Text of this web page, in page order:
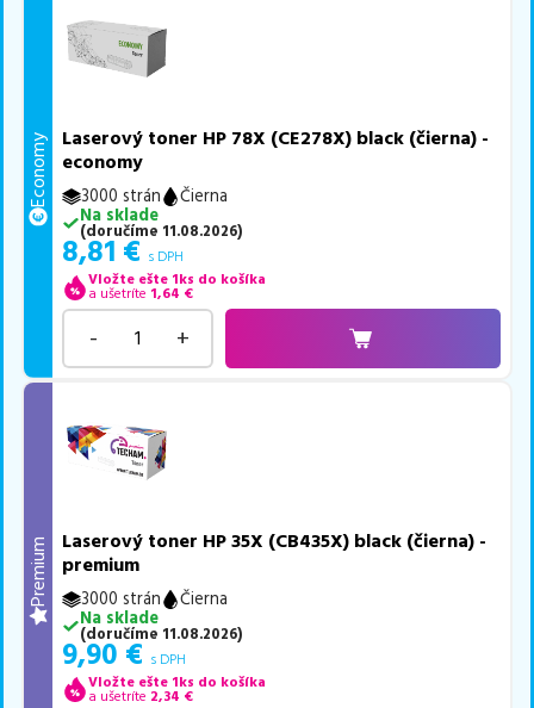
Economy
Laserový toner HP 78X (CE278X) black (čierna) -
economy
3000 strán
Čierna
Na sklade
(doručíme 11.08.2026)
8,81 € s DPH
Vložte ešte 1ks do košíka
a ušetríte 1,64 €
- +
Premium
Laserový toner HP 35X (CB435X) black (čierna) -
premium
3000 strán
Čierna
Na sklade
(doručíme 11.08.2026)
9,90 € s DPH
Vložte ešte 1ks do košíka
a ušetríte 2,34 €